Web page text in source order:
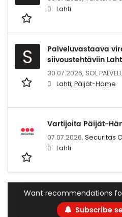
Lahti
S
Palveluvastaava
siivoustehtäviin
30.07.2026, SOL
Lahti, Päijät-Häme
Vartijoita Päijät-
07.07.2026, Securitas
Lahti
Want recommendations
Subscribe